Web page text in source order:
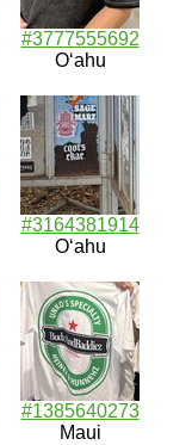
#3777555692
Oʻahu
#3164381914
Oʻahu
#1385640273
Maui